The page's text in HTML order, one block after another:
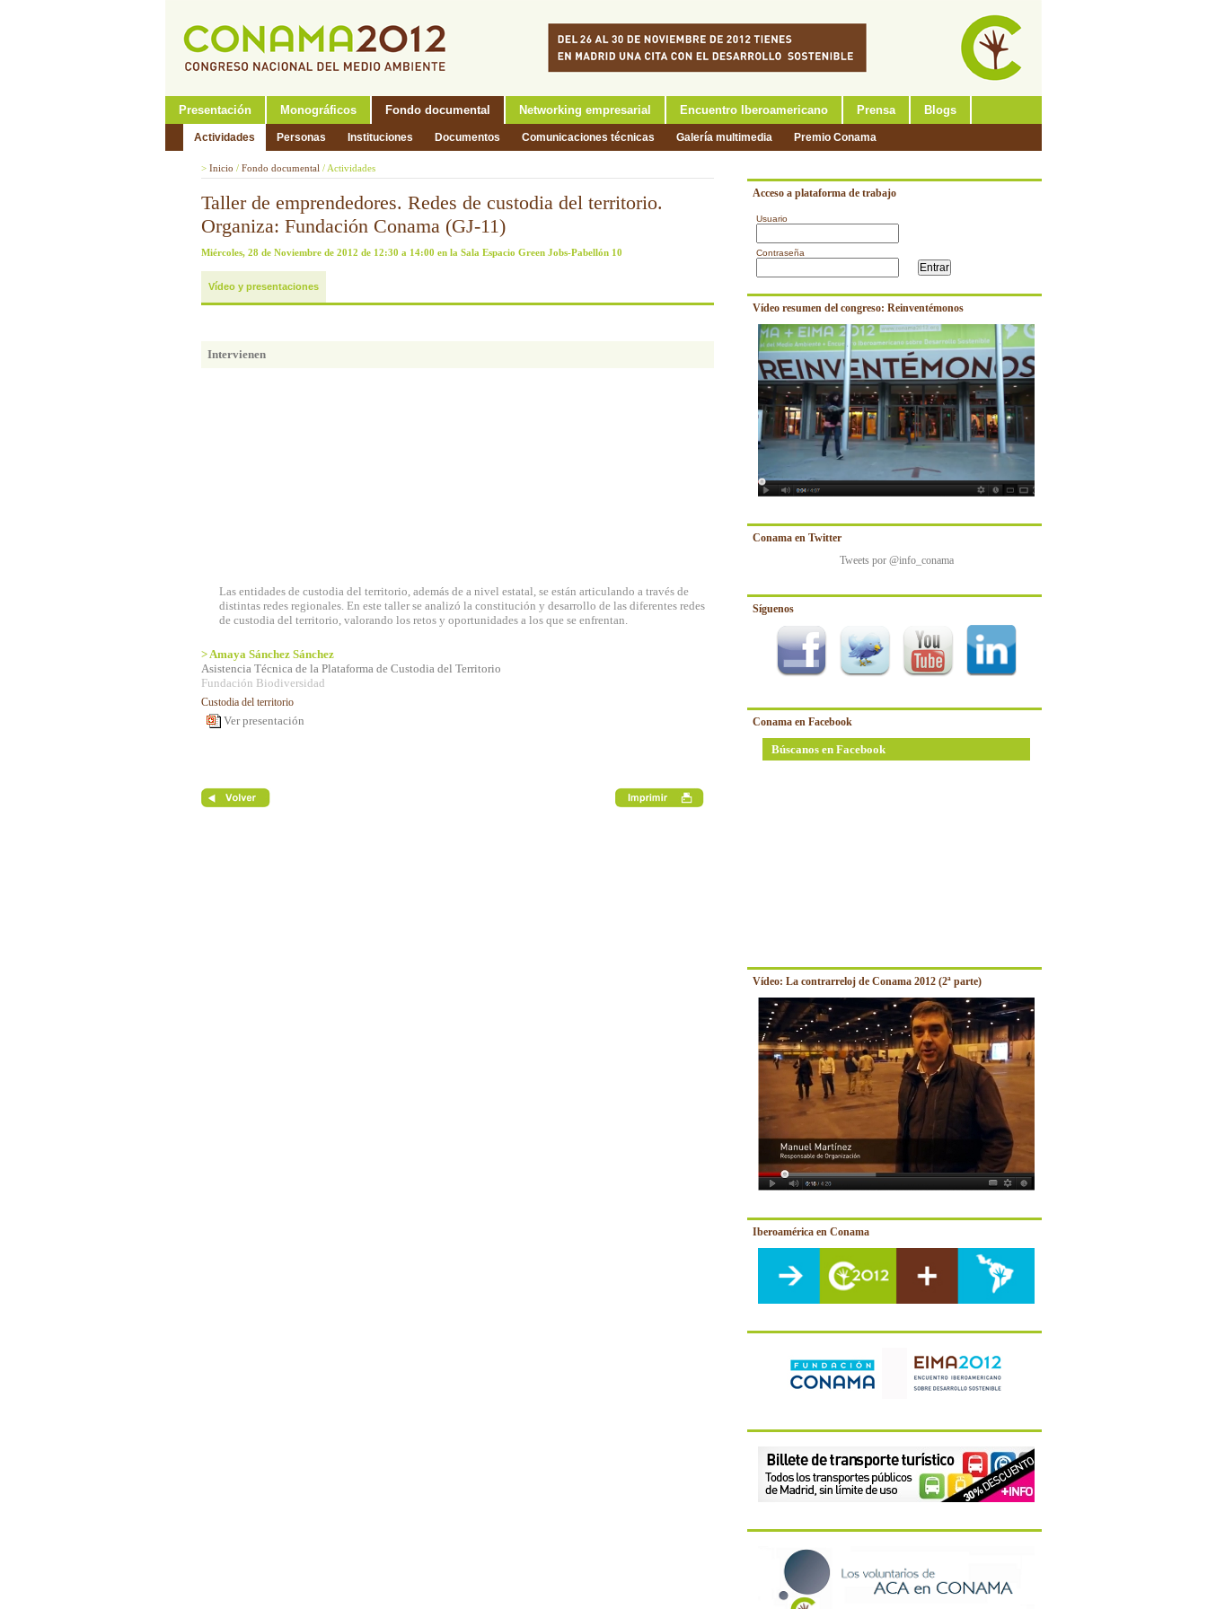
Presentación Monográficos Fondo documental Networking empresarial Encuentro Iberoamericano Prensa Blogs
Actividades Personas Instituciones Documentos Comunicaciones técnicas Galería multimedia Premio Conama
Acceso a plataforma de trabajo
Usuario
Contraseña
Vídeo resumen del congreso: Reinventémonos
Conama en Twitter
Tweets por @info_conama
Síguenos
Conama en Facebook
Búscanos en Facebook
Vídeo: La contrarreloj de Conama 2012 (2ª parte)
Iberoamérica en Conama
> Inicio / Fondo documental / Actividades
Taller de emprendedores. Redes de custodia del territorio.
Organiza: Fundación Conama (GJ-11)
Miércoles, 28 de Noviembre de 2012 de 12:30 a 14:00 en la Sala Espacio Green Jobs-Pabellón 10
Vídeo y presentaciones
Intervienen
Las entidades de custodia del territorio, además de a nivel estatal, se están articulando a través de
distintas redes regionales. En este taller se analizó la constitución y desarrollo de las diferentes redes
de custodia del territorio, valorando los retos y oportunidades a los que se enfrentan.
> Amaya Sánchez Sánchez
Asistencia Técnica de la Plataforma de Custodia del Territorio
Fundación Biodiversidad
Custodia del territorio
Ver presentación